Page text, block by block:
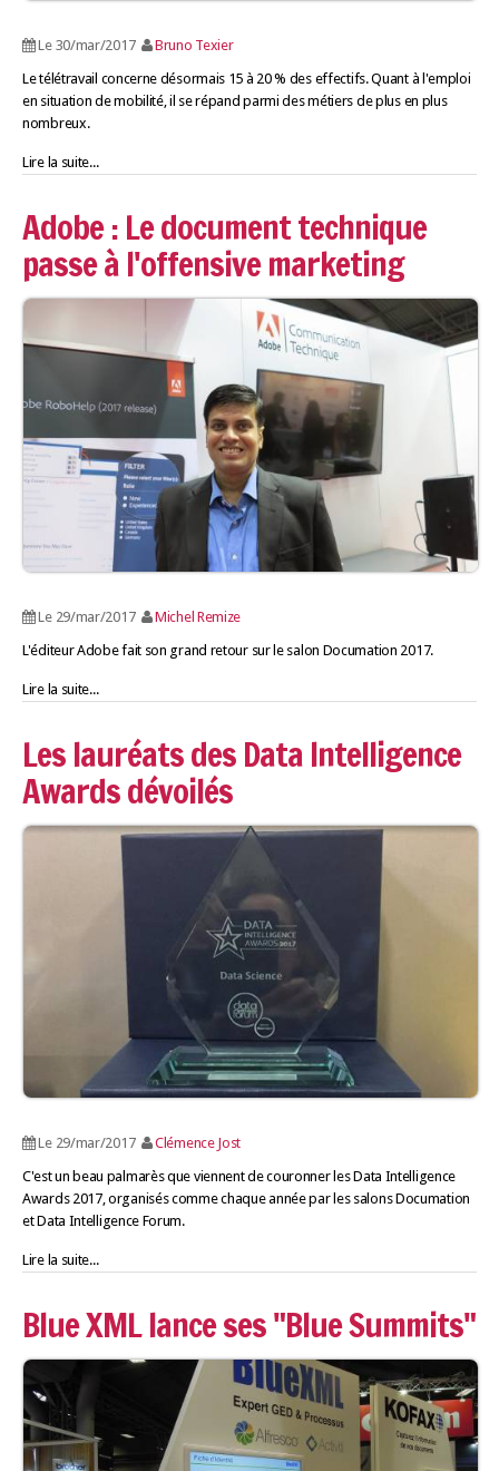
Le 30/mar/2017
Bruno Texier
Le télétravail concerne désormais 15 à 20 % des effectifs. Quant à l'emploi
en situation de mobilité, il se répand parmi des métiers de plus en plus
nombreux.
Lire la suite...
Adobe : Le document technique
passe à l'offensive marketing
Le 29/mar/2017
Michel Remize
L'éditeur Adobe fait son grand retour sur le salon Documation 2017.
Lire la suite...
Les lauréats des Data Intelligence
Awards dévoilés
Le 29/mar/2017
Clémence Jost
C'est un beau palmarès que viennent de couronner les Data Intelligence
Awards 2017, organisés comme chaque année par les salons Documation
et Data Intelligence Forum.
Lire la suite...
Blue XML lance ses "Blue Summits"